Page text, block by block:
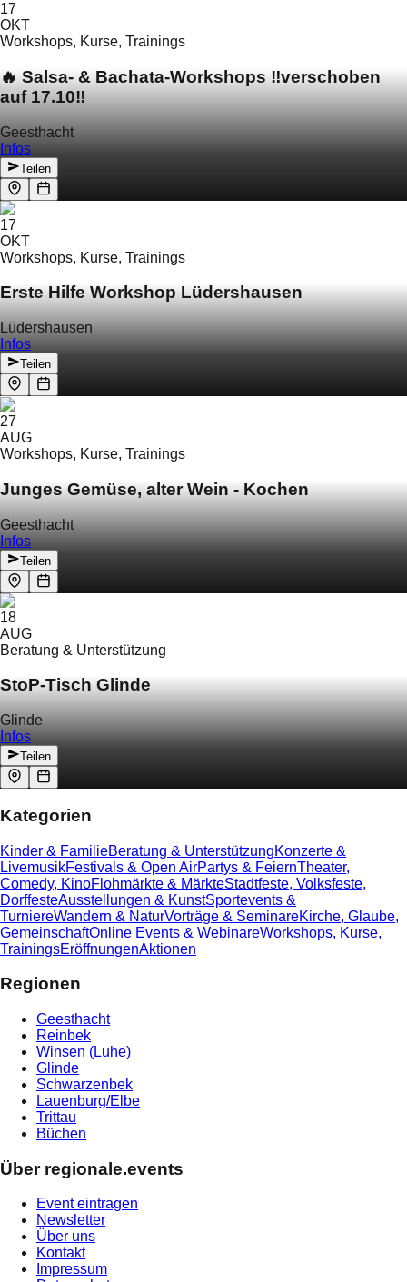
17
OKT
Workshops, Kurse, Trainings
🔥 Salsa- & Bachata-Workshops ‼️verschoben
auf 17.10‼️
Geesthacht
Infos
Teilen
17
OKT
Workshops, Kurse, Trainings
Erste Hilfe Workshop Lüdershausen
Lüdershausen
Infos
Teilen
27
AUG
Workshops, Kurse, Trainings
Junges Gemüse, alter Wein - Kochen
Geesthacht
Infos
Teilen
18
AUG
Beratung & Unterstützung
StoP-Tisch Glinde
Glinde
Infos
Teilen
Kategorien
Kinder & FamilieBeratung & UnterstützungKonzerte &
LivemusikFestivals & Open AirPartys & FeiernTheater,
Comedy, KinoFlohmärkte & MärkteStadtfeste, Volksfeste,
DorffesteAusstellungen & KunstSportevents &
TurniereWandern & NaturVorträge & SeminareKirche, Glaube,
GemeinschaftOnline Events & WebinareWorkshops, Kurse,
TrainingsEröffnungenAktionen
Regionen
Geesthacht
Reinbek
Winsen (Luhe)
Glinde
Schwarzenbek
Lauenburg/Elbe
Trittau
Büchen
Über regionale.events
Event eintragen
Newsletter
Über uns
Kontakt
Impressum